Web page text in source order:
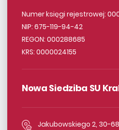
Numer księgi rejestrowej:
NIP: 675-119-94-42
REGON: 000288685
KRS: 0000024155
Nowa Siedziba SU
Jakubowskiego 2, 30-